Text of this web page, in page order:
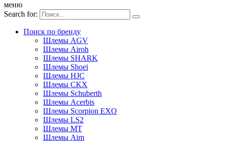
меню
Search for:
Поиск по бренду
Шлемы AGV
Шлемы Airoh
Шлемы SHARK
Шлемы Shoei
Шлемы HJC
Шлемы CKX
Шлемы Schuberth
Шлемы Acerbis
Шлемы Scorpion EXO
Шлемы LS2
Шлемы MT
Шлемы Aim